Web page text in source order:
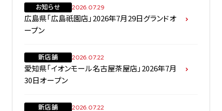
お知らせ 2026.07.29
広島県「広島祇園店」2026年7月29日グランドオ
ープン
新店舗 2026.07.22
愛知県「イオンモール名古屋茶屋店」2026年7月
30日オープン
新店舗 2026.07.22